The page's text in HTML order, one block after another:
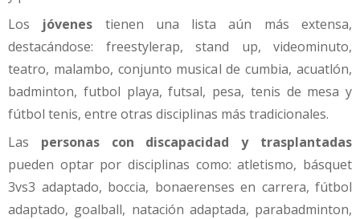
Los jóvenes tienen una lista aún más extensa,
destacándose: freestylerap, stand up, videominuto,
teatro, malambo, conjunto musical de cumbia, acuatlón,
badminton, futbol playa, futsal, pesa, tenis de mesa y
fútbol tenis, entre otras disciplinas más tradicionales.
Las personas con discapacidad y trasplantadas
pueden optar por disciplinas como: atletismo, básquet
3vs3 adaptado, boccia, bonaerenses en carrera, fútbol
adaptado, goalball, natación adaptada, parabadminton,